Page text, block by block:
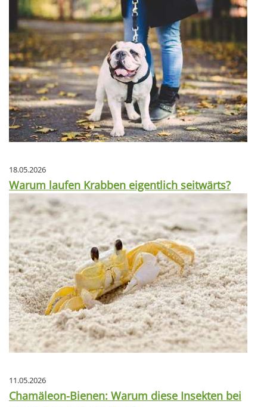
18.05.2026
Warum laufen Krabben eigentlich seitwärts?
11.05.2026
Chamäleon-Bienen: Warum diese Insekten bei